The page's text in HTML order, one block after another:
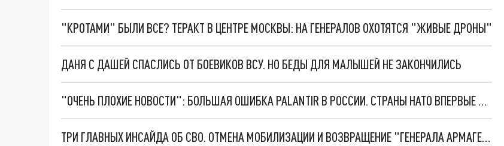
"КРОТАМИ" БЫЛИ ВСЕ? ТЕРАКТ В ЦЕНТРЕ МОСКВЫ: НА ГЕНЕРАЛОВ ОХОТЯТСЯ "ЖИВЫЕ ДРОНЫ"
ДАНЯ С ДАШЕЙ СПАСЛИСЬ ОТ БОЕВИКОВ ВСУ. НО БЕДЫ ДЛЯ МАЛЫШЕЙ НЕ ЗАКОНЧИЛИСЬ
"ОЧЕНЬ ПЛОХИЕ НОВОСТИ": БОЛЬШАЯ ОШИБКА PALANTIR В РОССИИ. СТРАНЫ НАТО ВПЕРВЫЕ ЗА СВО ОСТАНОВИЛИ ПОСТАВКИ ОРУЖИЯ. ВСУ ТЕРЯЮТ ПРИГРАНИЧЬЕ?
ТРИ ГЛАВНЫХ ИНСАЙДА ОБ СВО. ОТМЕНА МОБИЛИЗАЦИИ И ВОЗВРАЩЕНИЕ "ГЕНЕРАЛА АРМАГЕДДОНА"? ОТЛИЧНЫЕ НОВОСТИ, КОТОРЫЕ ЖДАЛИ ВСЕ